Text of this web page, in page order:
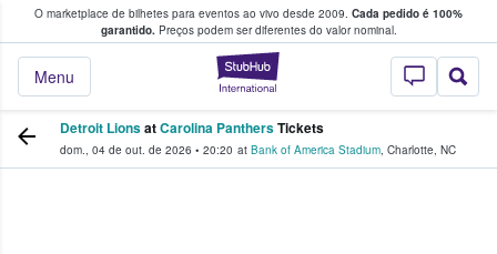
O marketplace de bilhetes para eventos ao vivo desde 2009. Cada pedido é 100%
garantido.Preços podem ser diferentes do valor nominal.
StubHub – onde
Menu
fãs compram e vendem bilhetes
Detroit LionsatCarolina PanthersTickets
dom., 04 de out. de 2026 • 20:20 at Bank of America Stadium, Charlotte, NC